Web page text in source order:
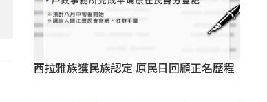
西拉雅族獲民族認定 原民日回顧正名歷程